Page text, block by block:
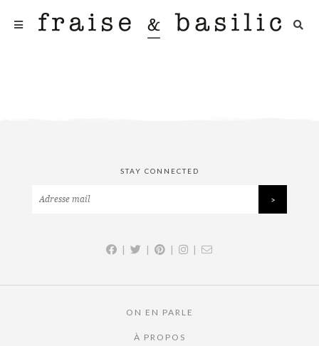
STAY CONNECTED
| | | |
ON EN PARLE
À PROPOS